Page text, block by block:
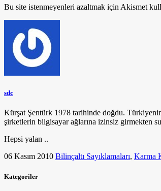
Bu site istenmeyenleri azaltmak için Akismet
sdc
Kürşat Şentürk 1978 tarihinde doğdu.
şirketlerin bilgisayar ağlarına izinsiz girmekten
Hepsi yalan ..
06 Kasım 2010 Bilinçaltı Sayıklamaları, Karma
Kategoriler